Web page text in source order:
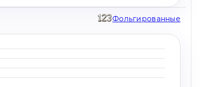
Фольгированные